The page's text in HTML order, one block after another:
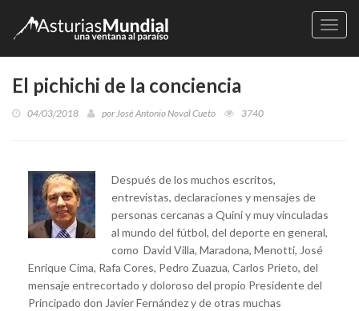
El pichichi de la conciencia
04/03/2018 porJosé Antonio Noval Cueto 3740
Después de los muchos escritos,
entrevistas, declaraciones y mensajes de
personas cercanas a Quini y muy vinculadas
al mundo del fútbol, del deporte en general,
como David Villa, Maradona, Menotti, José
Enrique Cima, Rafa Cores, Pedro Zuazua, Carlos Prieto, del
mensaje entrecortado y doloroso del propio Presidente del
Principado don Javier Fernández y de otras muchas